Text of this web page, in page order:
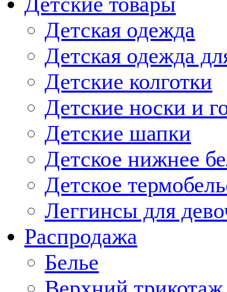
Детская одежда
Детская одежда
Детские колготки
Детские носки и
Детские шапки
Детское нижнее
Детское
Леггинсы для
Распродажа
Белье